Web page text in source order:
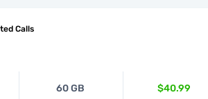
Calls
60 GB $40.99